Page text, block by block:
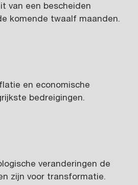
van een bescheiden
komende twaalf maanden.
en economische
bedreigingen.
veranderingen de
zijn voor transformatie.